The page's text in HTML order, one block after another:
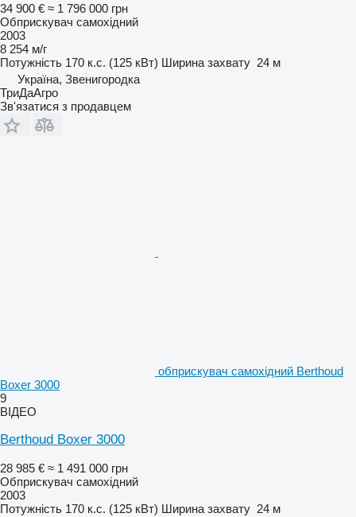
34 900 € ≈ 1 796 000 грн
Обприскувач самохідний
2003
8 254 м/г
Потужність 170 к.с. (125 кВт) Ширина захвату 24 м
Україна, Звенигородка
ТриДаАгро
Зв'язатися з продавцем
обприскувач самохідний Berthoud
Boxer 3000
9
ВІДЕО
Berthoud Boxer 3000
28 985 € ≈ 1 491 000 грн
Обприскувач самохідний
2003
Потужність 170 к.с. (125 кВт) Ширина захвату 24 м